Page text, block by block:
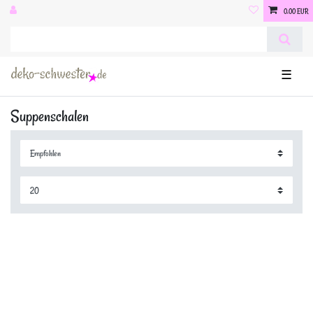
0,00 EUR
☰
Suppenschalen